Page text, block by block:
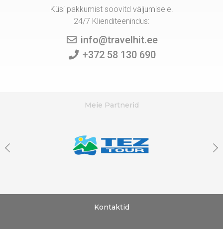
Küsi pakkumist soovitd väljumisele.
24/7 Klienditeenindus:
info@travelhit.ee
+372 58 130 690
Meie Partnerid
Kontaktid